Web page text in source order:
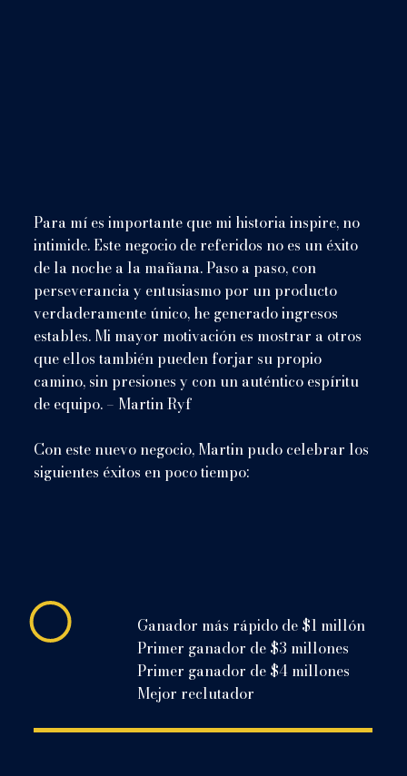
Para mí es importante que mi historia inspire, no
intimide. Este negocio de referidos no es un éxito
de la noche a la mañana. Paso a paso, con
perseverancia y entusiasmo por un producto
verdaderamente único, he generado ingresos
estables. Mi mayor motivación es mostrar a otros
que ellos también pueden forjar su propio
camino, sin presiones y con un auténtico espíritu
de equipo. – Martin Ryf
Con este nuevo negocio, Martin pudo celebrar los
siguientes éxitos en poco tiempo:
Ganador más rápido de $1 millón
Primer ganador de $3 millones
Primer ganador de $4 millones
Mejor reclutador